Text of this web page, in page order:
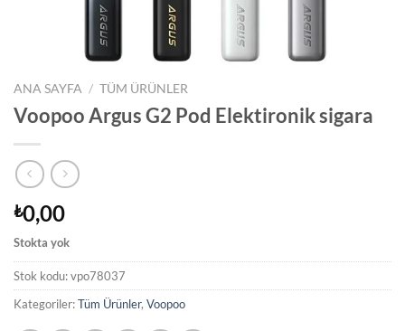
ANA SAYFA / TÜM ÜRÜNLER
Voopoo Argus G2 Pod Elektironik sigara
₺0,00
Stokta yok
Stok kodu:vpo78037
Kategoriler:Tüm Ürünler, Voopoo